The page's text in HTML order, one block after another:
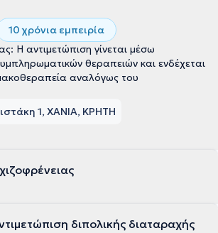
10 χρόνια εμπειρία
Η αντιμετώπιση γίνεται μέσω
θεραπειών και ενδέχεται
αναλόγως του
1, ΧΑΝΙΑ, ΚΡΗΤΗ
διπολικής διαταραχής